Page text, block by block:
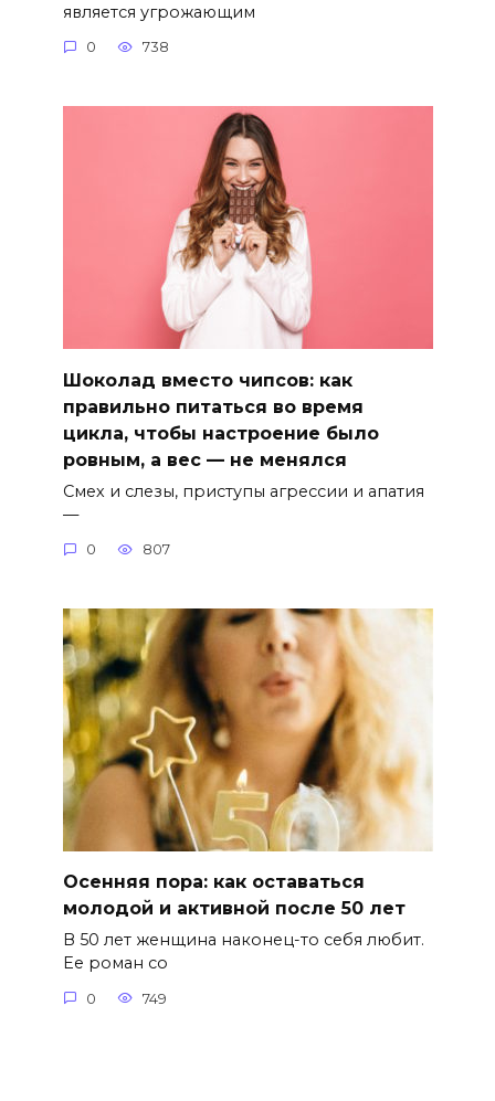
является угрожающим
0 738
Шоколад вместо чипсов: как
правильно питаться во время
цикла, чтобы настроение было
ровным, а вес — не менялся
Смех и слезы, приступы агрессии и апатия
—
0 807
Осенняя пора: как оставаться
молодой и активной после 50 лет
В 50 лет женщина наконец-то себя любит.
Ее роман со
0 749